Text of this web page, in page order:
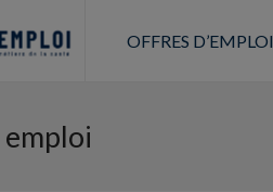
OFFRES D’EMPLOI